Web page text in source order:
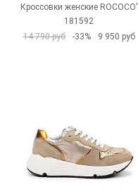
Кроссовки женские ROCOCO'
181592
14 790 руб
-33% 9 950 руб